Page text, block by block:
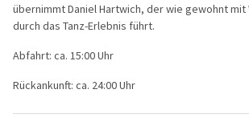
übernimmt Daniel Hartwich, der wie gewohnt mit
durch das Tanz-Erlebnis führt.
Abfahrt: ca. 15:00 Uhr
Rückankunft: ca. 24:00 Uhr